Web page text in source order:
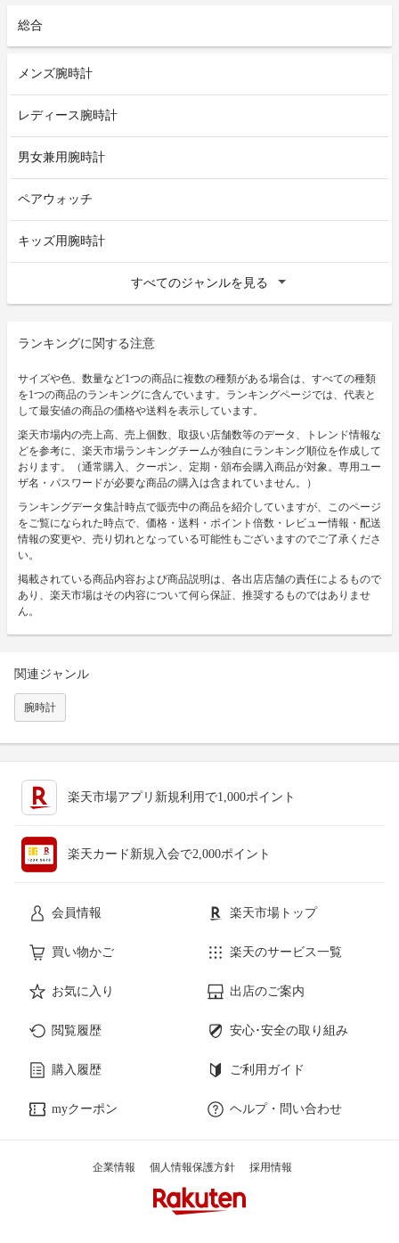
総合
メンズ腕時計
レディース腕時計
男女兼用腕時計
ペアウォッチ
キッズ用腕時計
すべてのジャンルを見る
ランキングに関する注意
サイズや色、数量など1つの商品に複数の種類がある場合は、すべての種類
を1つの商品のランキングに含んでいます。ランキングページでは、代表と
して最安値の商品の価格や送料を表示しています。
楽天市場内の売上高、売上個数、取扱い店舗数等のデータ、トレンド情報な
どを参考に、楽天市場ランキングチームが独自にランキング順位を作成して
おります。（通常購入、クーポン、定期・頒布会購入商品が対象。専用ユー
ザ名・パスワードが必要な商品の購入は含まれていません。）
ランキングデータ集計時点で販売中の商品を紹介していますが、このページ
をご覧になられた時点で、価格・送料・ポイント倍数・レビュー情報・配送
情報の変更や、売り切れとなっている可能性もございますのでご了承くださ
い。
掲載されている商品内容および商品説明は、各出店店舗の責任によるもので
あり、楽天市場はその内容について何ら保証、推奨するものではありませ
ん。
関連ジャンル
腕時計
楽天市場アプリ新規利用で1,000ポイント
楽天カード新規入会で2,000ポイント
会員情報 楽天市場トップ
買い物かご 楽天のサービス一覧
お気に入り 出店のご案内
閲覧履歴 安心･安全の取り組み
購入履歴 ご利用ガイド
myクーポン ヘルプ・問い合わせ
企業情報 個人情報保護方針 採用情報